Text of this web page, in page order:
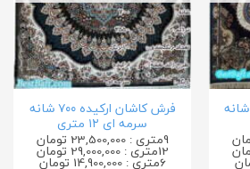
فرش کاشان شهیاد ۷۰۰ شانه فرش کاشان ارکیده ۷۰۰ شانه
سرمه ای ۱۲ متری
9متری : 23,500,000 تومان
12متری : 29,000,000 تومان
6متری : 14,900,000 تومان